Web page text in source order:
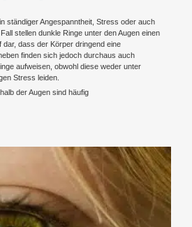
ständiger Angespanntheit, Stress oder auch
stellen dunkle Ringe unter den Augen einen
dass der Körper dringend eine
finden sich jedoch durchaus auch
aufweisen, obwohl diese weder unter
Stress leiden.
der Augen sind häufig